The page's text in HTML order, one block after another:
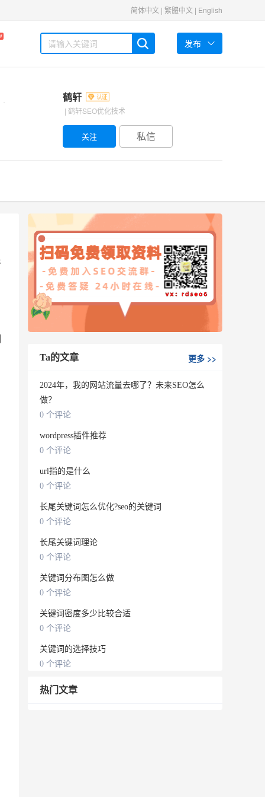
简体中文 | 繁體中文 | English
发布
鹤轩
| 鹤轩SEO优化技术
私信
Ta的文章 更多>>
2024年，我的网站流量去哪了？未来SEO怎么
做？
0 个评论
wordpress插件推荐
0 个评论
url指的是什么
0 个评论
长尾关键词怎么优化?seo的关键词
0 个评论
长尾关键词理论
0 个评论
关键词分布图怎么做
0 个评论
关键词密度多少比较合适
0 个评论
关键词的选择技巧
0 个评论
热门文章